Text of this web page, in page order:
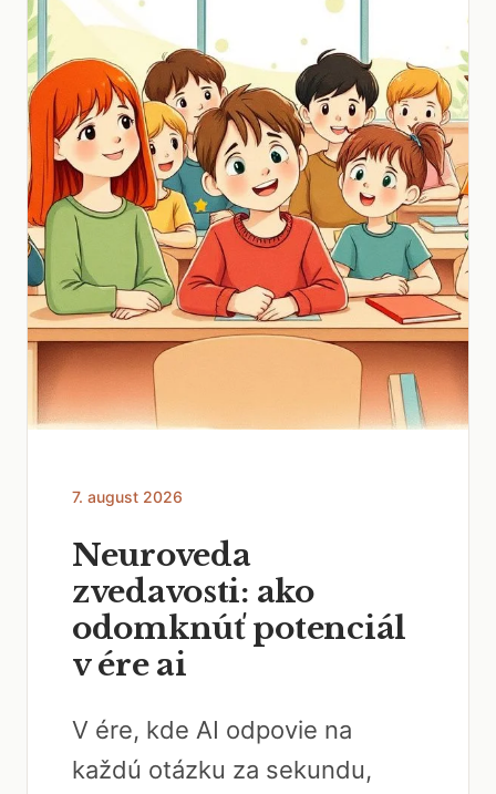
7. august 2026
Neuroveda
zvedavosti: ako
odomknúť potenciál
v ére ai
V ére, kde AI odpovie na
každú otázku za sekundu,